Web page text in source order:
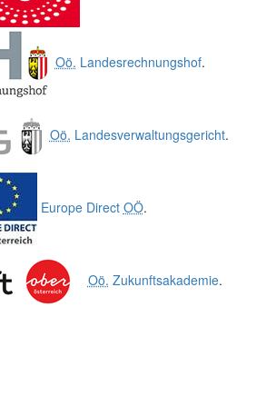
Oö. Landesrechnungshof.
Oö. Landesverwaltungsgericht.
Europe Direct OÖ.
Oö. Zukunftsakademie.